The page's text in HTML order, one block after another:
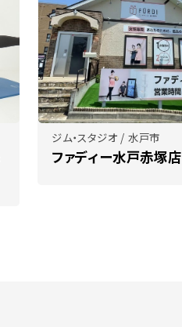
ジム・スタジオ / 水戸市
ファディー水戸赤塚店